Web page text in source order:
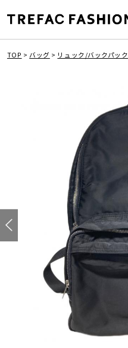
TOP >バッグ > リュック/バックパック